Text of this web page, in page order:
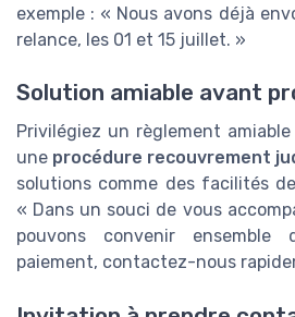
exemple : « Nous avons déjà
relance, les 01 et 15 juillet. »
Solution amiable avant
Privilégiez un règlement
une procédure recouvrement
solutions comme des facilités
« Dans un souci de vous
pouvons convenir ensemble
paiement, contactez-nous